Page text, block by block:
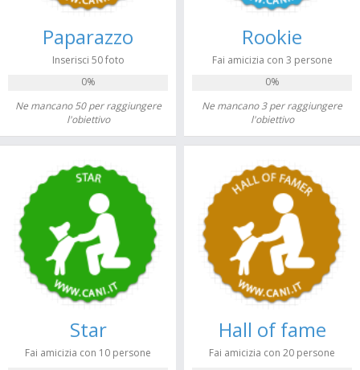
Paparazzo
Inserisci 50 foto
0%
Ne mancano 50 per raggiungere
l'obiettivo
Rookie
Fai amicizia con 3 persone
0%
Ne mancano 3 per raggiungere
l'obiettivo
Star
Fai amicizia con 10 persone
Hall of fame
Fai amicizia con 20 persone